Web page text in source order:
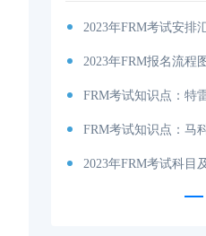
2023年FRM考试安排
2023年FRM报名流程图
FRM考试知识点：特
FRM考试知识点：马
2023年FRM考试科目